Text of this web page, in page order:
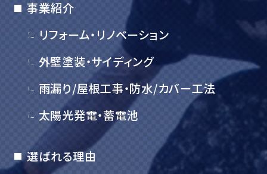
事業紹介
リフォーム・リノベーション
外壁塗装・サイディング
雨漏り/屋根工事・防水/カバー工法
太陽光発電・蓄電池
選ばれる理由